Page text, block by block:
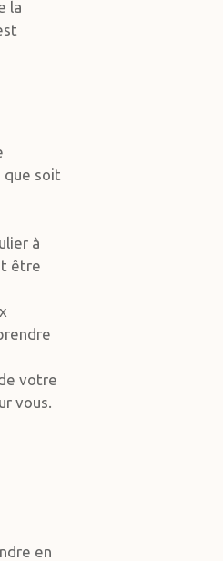
la
que soit
à
être
votre
vous.
en